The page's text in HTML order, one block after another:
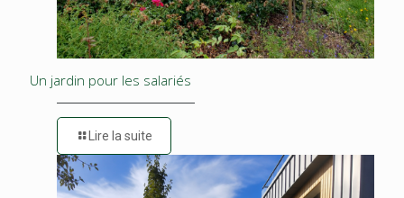
Un jardin pour les salariés
Lire la suite